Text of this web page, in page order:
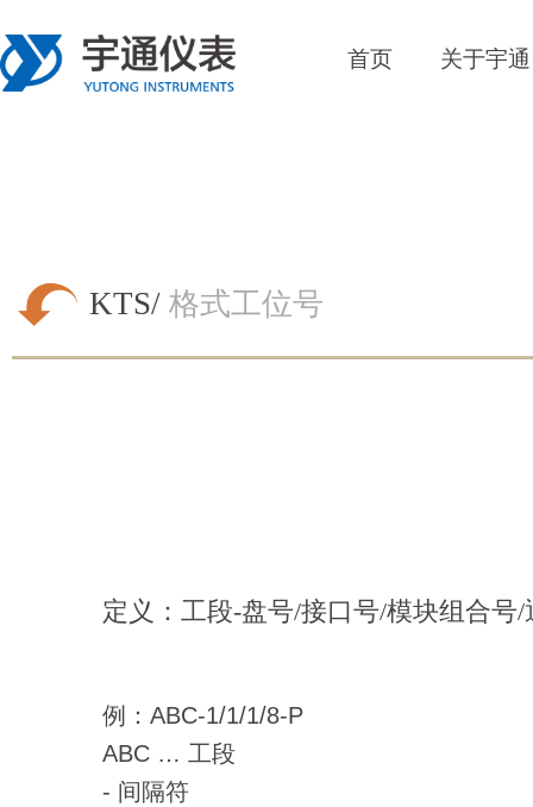
首页 关于宇通
KTS/ 格式工位号
定义：工段-盘号/接口号/模块组合号
例：ABC-1/1/1/8-P
ABC … 工段
- 间隔符